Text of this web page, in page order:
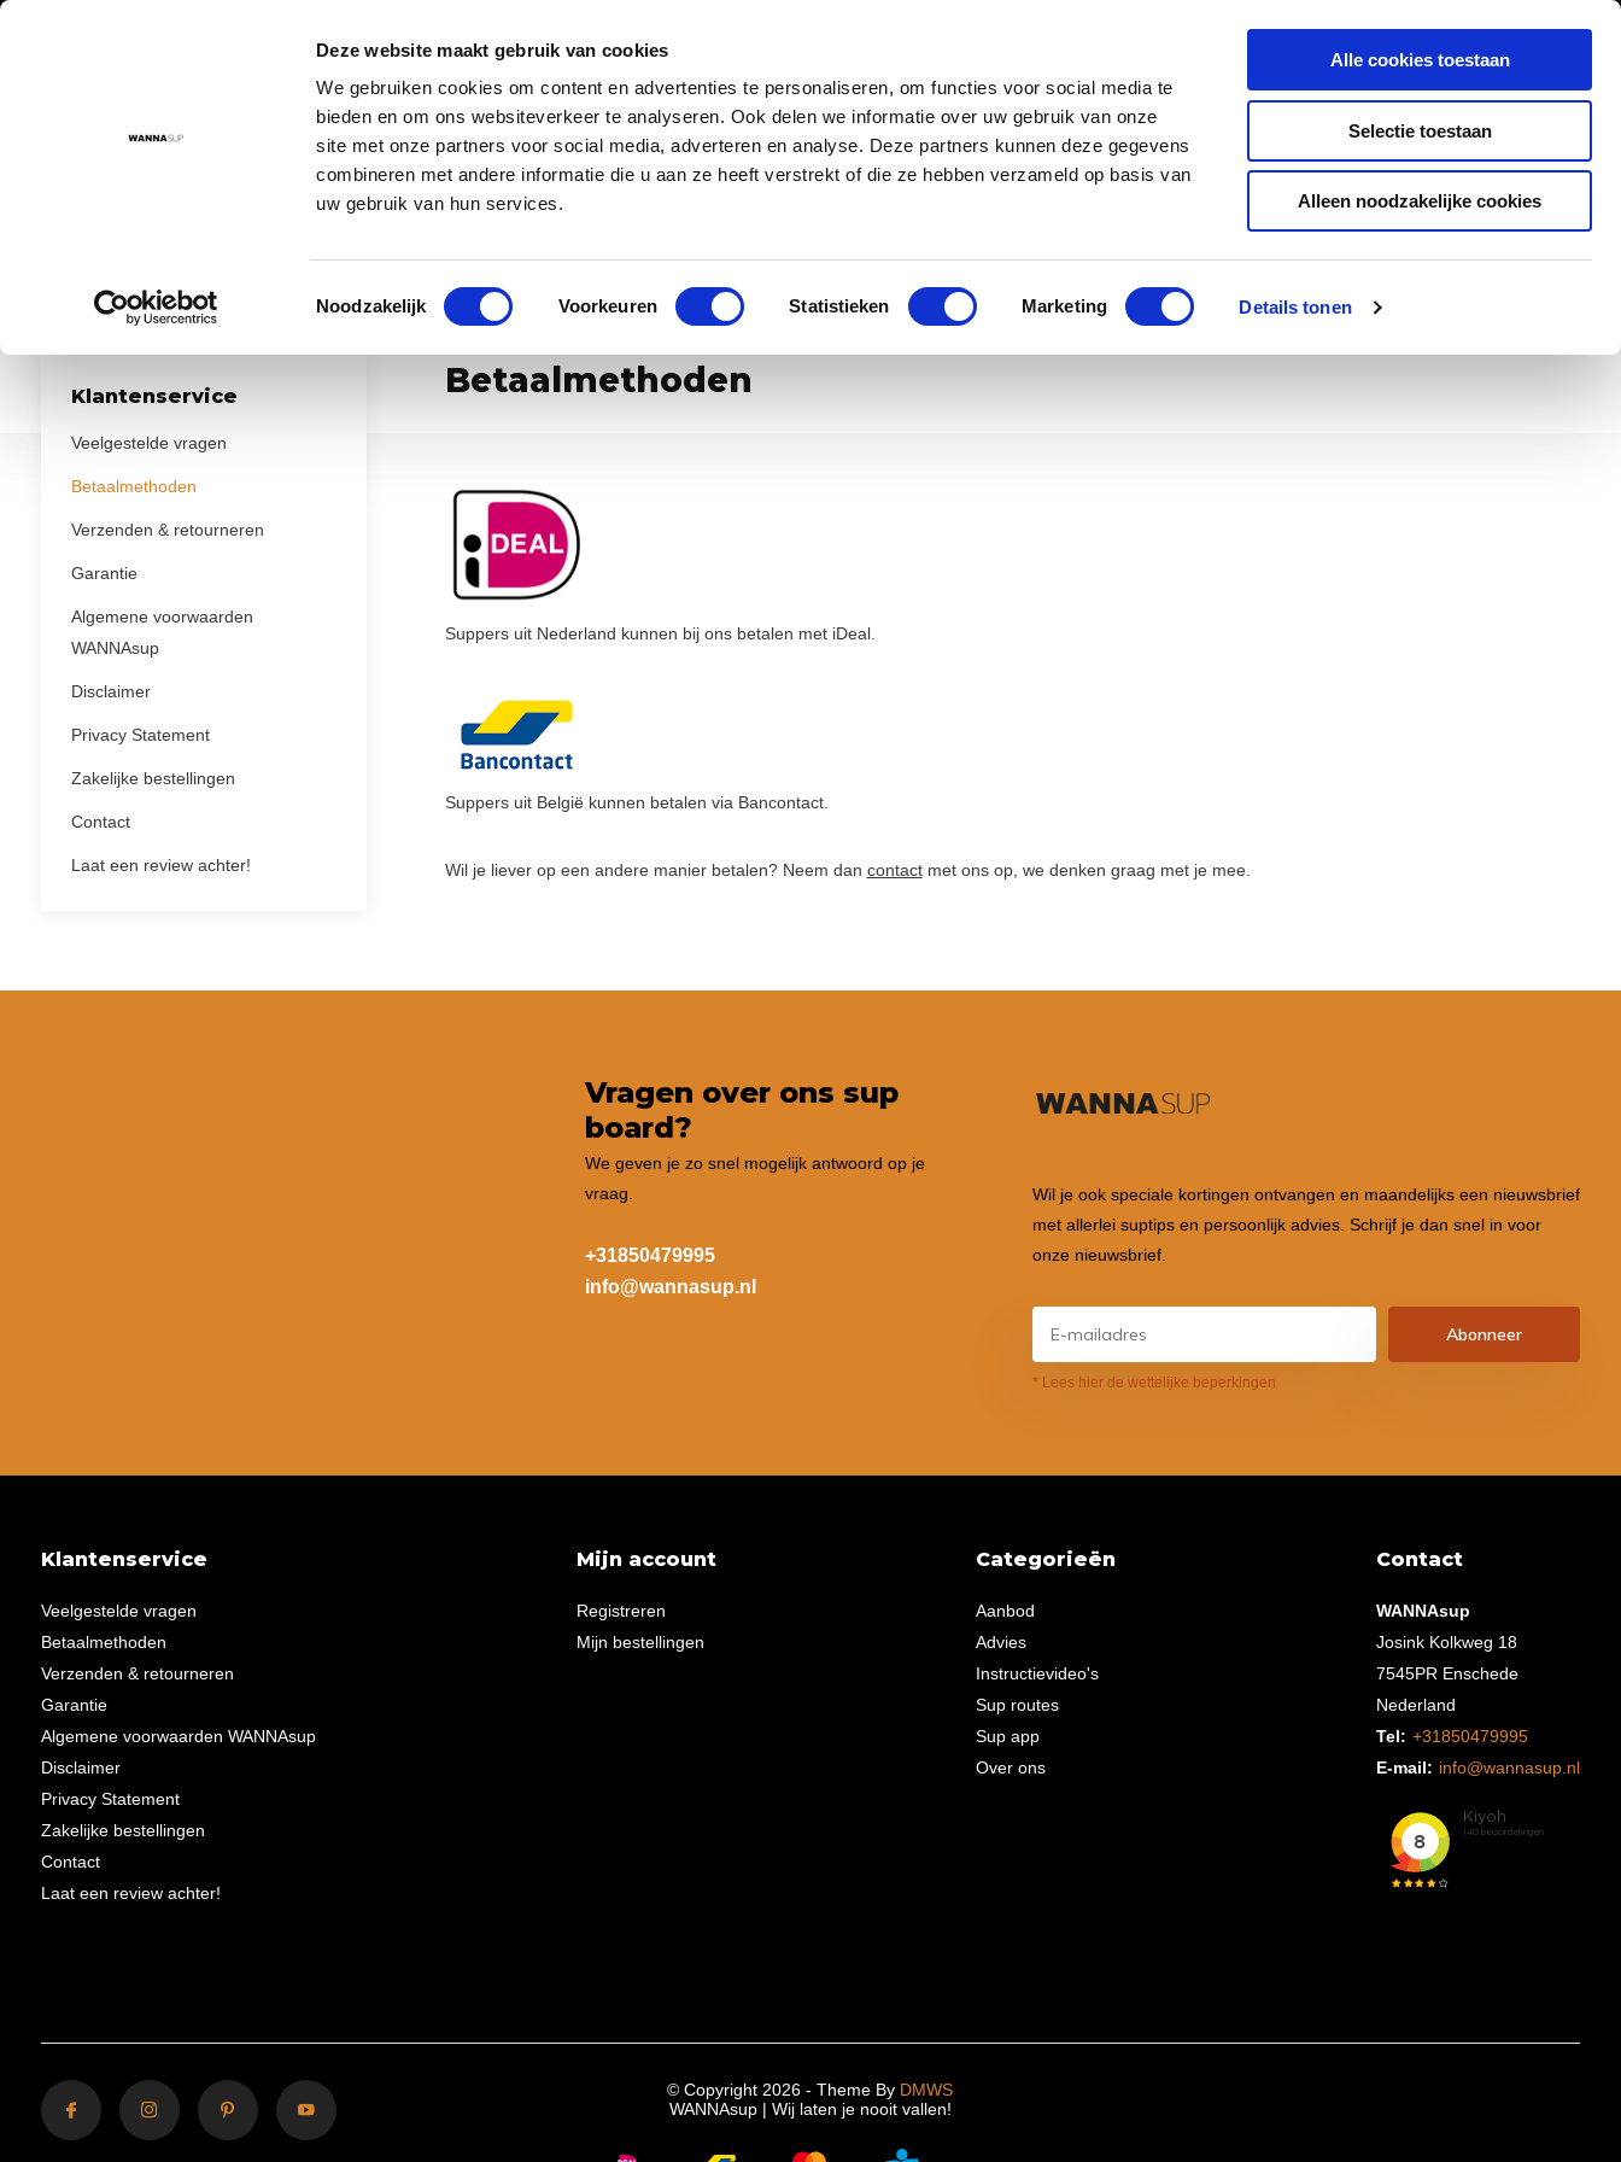
Deze website maakt gebruik van cookies
We gebruiken cookies om content en advertenties te personaliseren, om functies voor social media te
bieden en om ons websiteverkeer te analyseren. Ook delen we informatie over uw gebruik van onze
site met onze partners voor social media, adverteren en analyse. Deze partners kunnen deze gegevens
combineren met andere informatie die u aan ze heeft verstrekt of die ze hebben verzameld op basis van
uw gebruik van hun services.
Toestemmingsselectie
Noodzakelijk Voorkeuren Statistieken Marketing Details tonen
Alle cookies toestaan
Selectie toestaan
Alleen noodzakelijke cookies
Inloggen
Instructievideo's Contact
Voor 17:00 besteld = morgen in huis! De nr. 1 SUP board specialist van Europa Klanten geven ons een 9,5/10
Betaalmethoden
Klantenservice
Veelgestelde vragen
Betaalmethoden
Verzenden & retourneren
Garantie
Algemene voorwaarden
WANNAsup
Disclaimer
Privacy Statement
Zakelijke bestellingen
Contact
Laat een review achter!
Betaalmethoden
Suppers uit Nederland kunnen bij ons betalen met iDeal.
Suppers uit België kunnen betalen via Bancontact.
Wil je liever op een andere manier betalen? Neem dan contactmet ons op, we denken graag met je mee.
Vragen over ons sup
board?
We geven je zo snel mogelijk antwoord op je
vraag.
+31850479995
info@wannasup.nl
Wil je ook speciale kortingen ontvangen en maandelijks een nieuwsbrief
met allerlei suptips en persoonlijk advies. Schrijf je dan snel in voor
onze nieuwsbrief.
Abonneer
* Lees hier de wettelijke beperkingen
Klantenservice
Veelgestelde vragen
Betaalmethoden
Verzenden & retourneren
Garantie
Algemene voorwaarden WANNAsup
Disclaimer
Privacy Statement
Zakelijke bestellingen
Contact
Laat een review achter!
Mijn account
Registreren
Mijn bestellingen
Categorieën
Aanbod
Advies
Instructievideo's
Sup routes
Sup app
Over ons
Contact
WANNAsup
Josink Kolkweg 18
7545PR Enschede
Nederland
Tel: +31850479995
E-mail: info@wannasup.nl
© Copyright 2026 - Theme By DMWS
WANNAsup | Wij laten je nooit vallen!